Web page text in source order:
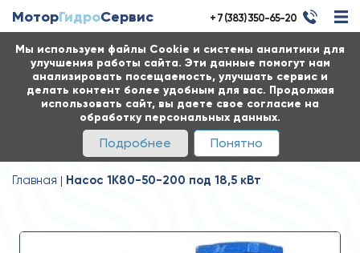
Мы используем файлы Cookie и системы аналитики для
улучшения работы сайта. Эти данные помогут нам
анализировать посещаемость, улучшать сервис и
делать контент более удобным для вас. Продолжая
использовать сайт, вы даете свое согласие на
обработку персональных данных.
Подробнее Понятно
МоторГидроСервис + 7 (383) 350-65-20
Главная Насос 1К80-50-200 под 18,5 кВт